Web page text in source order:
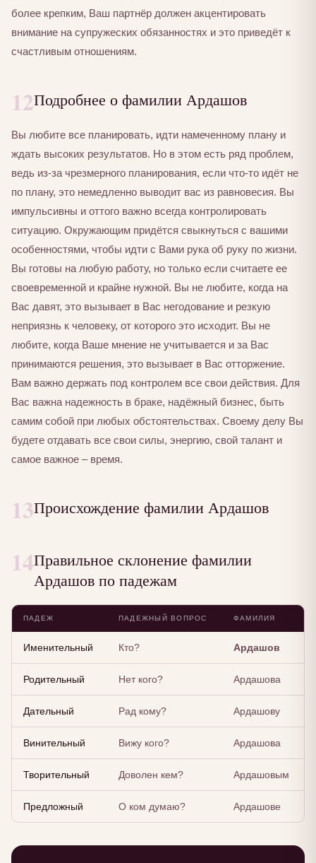
более крепким, Ваш партнёр должен акцентировать
внимание на супружеских обязанностях и это приведёт к
счастливым отношениям.
12Подробнее о фамилии Ардашов
Вы любите все планировать, идти намеченному плану и
ждать высоких результатов. Но в этом есть ряд проблем,
ведь из-за чрезмерного планирования, если что-то идёт не
по плану, это немедленно выводит вас из равновесия. Вы
импульсивны и оттого важно всегда контролировать
ситуацию. Окружающим придётся свыкнуться с вашими
особенностями, чтобы идти с Вами рука об руку по жизни.
Вы готовы на любую работу, но только если считаете ее
своевременной и крайне нужной. Вы не любите, когда на
Вас давят, это вызывает в Вас негодование и резкую
неприязнь к человеку, от которого это исходит. Вы не
любите, когда Ваше мнение не учитывается и за Вас
принимаются решения, это вызывает в Вас отторжение.
Вам важно держать под контролем все свои действия. Для
Вас важна надежность в браке, надёжный бизнес, быть
самим собой при любых обстоятельствах. Своему делу Вы
будете отдавать все свои силы, энергию, свой талант и
самое важное – время.
13Происхождение фамилии Ардашов
14Правильное склонение фамилии
Ардашов по падежам
ПАДЕЖ ПАДЕЖНЫЙ ВОПРОС ФАМИЛИЯ
Именительный Кто? Ардашов
Родительный Нет кого? Ардашова
Дательный Рад кому? Ардашову
Винительный Вижу кого? Ардашова
Творительный Доволен кем? Ардашовым
Предложный О ком думаю? Ардашове